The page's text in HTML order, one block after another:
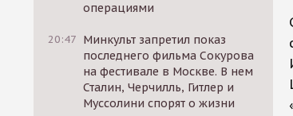
операциями
20:47 Минкульт запретил показ
последнего фильма Сокурова
на фестивале в Москве. В нем
Сталин, Черчилль, Гитлер и
Муссолини спорят о жизни